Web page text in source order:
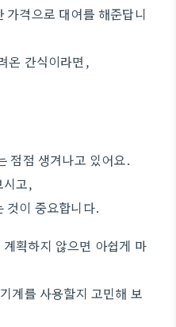
가격으로 대여를 해준답니
온 간식이라면,
점점 생겨나고 있어요.
시고,
것이 중요합니다.
획하지 않으면 아쉽게 마
계를 사용할지 고민해 보